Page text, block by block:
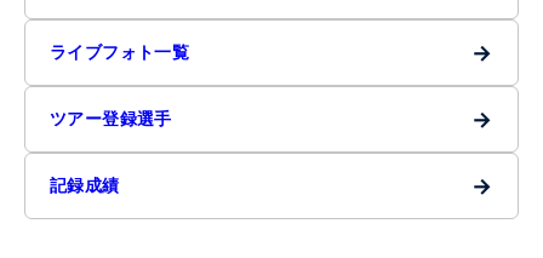
ライブフォト一覧 →
ツアー登録選手 →
記録成績 →